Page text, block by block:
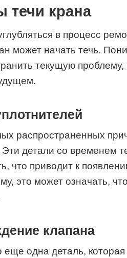
течи крана
в процесс
может начать течь.
текущую
распространенных
Эти детали со временем
что приводит к
это может означать,
клапана
одна деталь, которая